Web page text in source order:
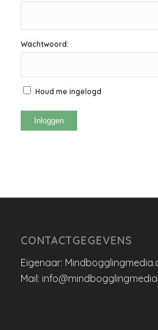
Wachtwoord:
Houd me ingelogd
Inloggen
CONTACTGEGEVENS
Eigenaar:
Mail: